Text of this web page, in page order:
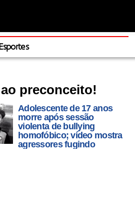
Esportes
preconceito!
Adolescente de 17 anos
morre após sessão
violenta de bullying
homofóbico; vídeo mostra
agressores fugindo